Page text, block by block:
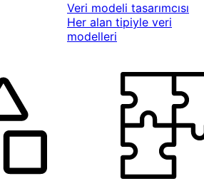
Veri modeli tasarımcısı
Her alan tipiyle veri
modelleri